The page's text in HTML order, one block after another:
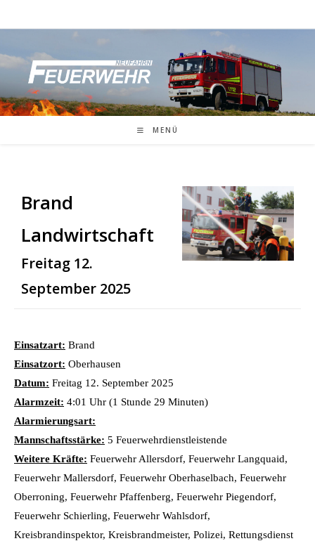
Inhalt
MENÜ
Brand
Landwirtschaft
Freitag 12.
September 2025
Einsatzart: Brand
Einsatzort: Oberhausen
Datum: Freitag 12. September 2025
Alarmzeit: 4:01 Uhr (1 Stunde 29 Minuten)
Alarmierungsart:
Mannschaftsstärke: 5 Feuerwehrdienstleistende
Weitere Kräfte: Feuerwehr Allersdorf, Feuerwehr Langquaid,
Feuerwehr Mallersdorf, Feuerwehr Oberhaselbach, Feuerwehr
Oberroning, Feuerwehr Pfaffenberg, Feuerwehr Piegendorf,
Feuerwehr Schierling, Feuerwehr Wahlsdorf,
Kreisbrandinspektor, Kreisbrandmeister, Polizei, Rettungsdienst